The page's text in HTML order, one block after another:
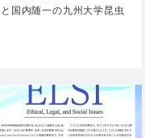
と国内随一の九州大学昆虫